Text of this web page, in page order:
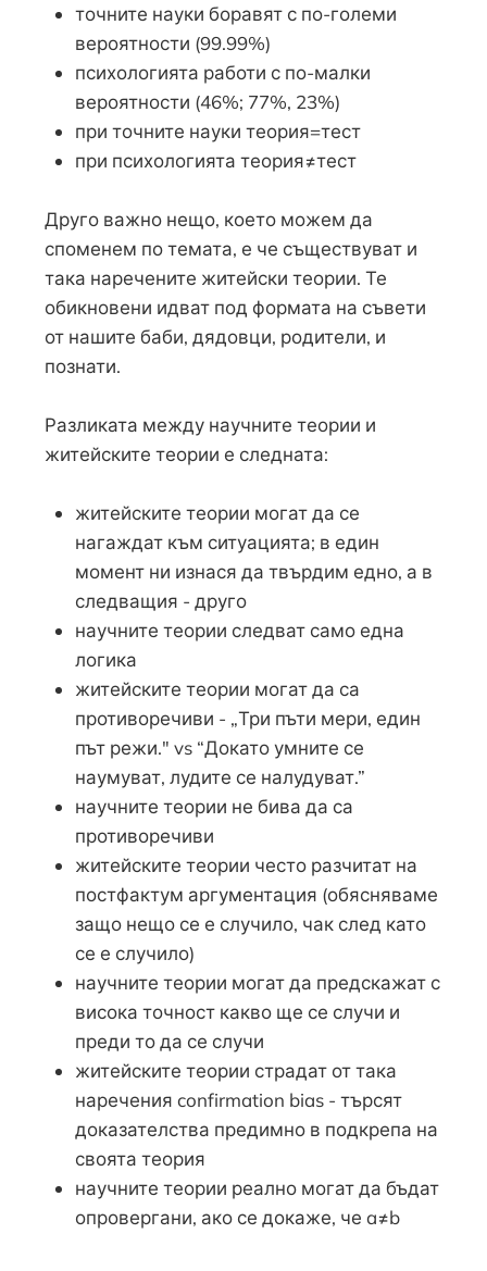
точните науки боравят с по-големи
вероятности (99.99%)
психологията работи с по-малки
вероятности (46%; 77%, 23%)
при точните науки теория=тест
при психологията теория≠тест
Друго важно нещо, което можем да
споменем по темата, е че съществуват и
така наречените житейски теории. Те
обикновени идват под формата на съвети
от нашите баби, дядовци, родители, и
познати.
Разликата между научните теории и
житейските теории е следната:
житейските теории могат да се
нагаждат към ситуацията; в един
момент ни изнася да твърдим едно, а в
следващия - друго
научните теории следват само една
логика
житейските теории могат да са
противоречиви - „Три пъти мери, един
път режи." vs “Докато умните се
наумуват, лудите се налудуват.”
научните теории не бива да са
противоречиви
житейските теории често разчитат на
постфактум аргументация (обясняваме
защо нещо се е случило, чак след като
се е случило)
научните теории могат да предскажат с
висока точност какво ще се случи и
преди то да се случи
житейските теории страдат от така
наречения confirmation bias - търсят
доказателства предимно в подкрепа на
своята теория
научните теории реално могат да бъдат
опровергани, ако се докаже, че a≠b